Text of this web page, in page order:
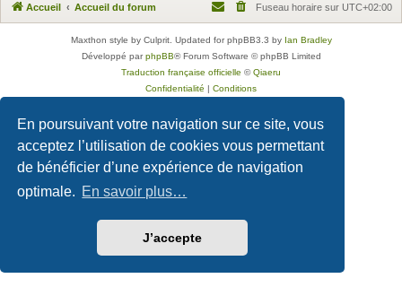
En poursuivant votre navigation sur ce site, vous
acceptez l’utilisation de cookies vous permettant
de bénéficier d’une expérience de navigation
optimale. En savoir plus…
J’accepte
Accueil Accueil du forum Fuseau horaire sur UTC+02:00
Maxthon style by Culprit. Updated for phpBB3.3 by Ian Bradley
Développé parphpBB® Forum Software © phpBB Limited
Traduction française officielle ©Qiaeru
Confidentialité | Conditions